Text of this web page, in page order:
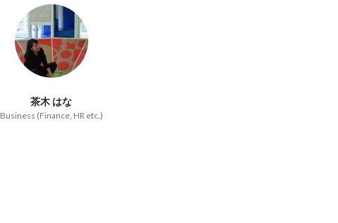
茶木 はな
Business (Finance, HR etc.)